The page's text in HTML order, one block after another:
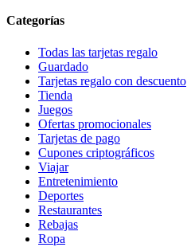
Categorías
Todas las tarjetas regalo
Guardado
Tarjetas regalo con descuento
Tienda
Juegos
Ofertas promocionales
Tarjetas de pago
Cupones criptográficos
Viajar
Entretenimiento
Deportes
Restaurantes
Rebajas
Ropa